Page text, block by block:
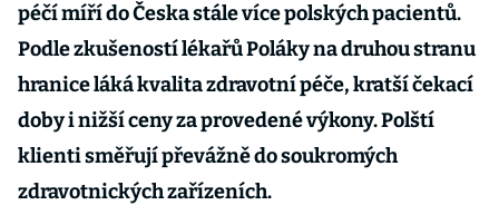
péčí míří do Česka stále více polských pacientů.
Podle zkušeností lékařů Poláky na druhou stranu
hranice láká kvalita zdravotní péče, kratší čekací
doby i nižší ceny za provedené výkony. Polští
klienti směřují převážně do soukromých
zdravotnických zařízeních.